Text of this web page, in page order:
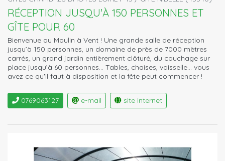
RÉCEPTION JUSQU'À 150 PERSONNES ET
GÎTE POUR 60
Bienvenue au Moulin à Vent ! Une grande salle de réception
jusqu’à 150 personnes, un domaine de près de 7000 mètres
carrés, un grand jardin entièrement clôturé, du couchage sur
place jusqu’à 60 personnes… Tables, chaises, vaisselle... vous
avez ce qu'il faut à disposition et la fête peut commencer !
0769063127 e-mail site internet